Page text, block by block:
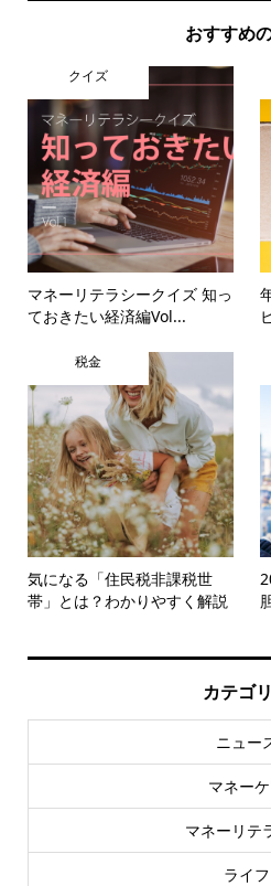
おすすめ
クイズ
マネーリテラシークイズ 知っ
ておきたい経済編Vol...
税金
気になる「住民税非課税世
帯」とは？わかりやすく解説
カテゴ
ニュー
マネー
マネーリテ
ライフ